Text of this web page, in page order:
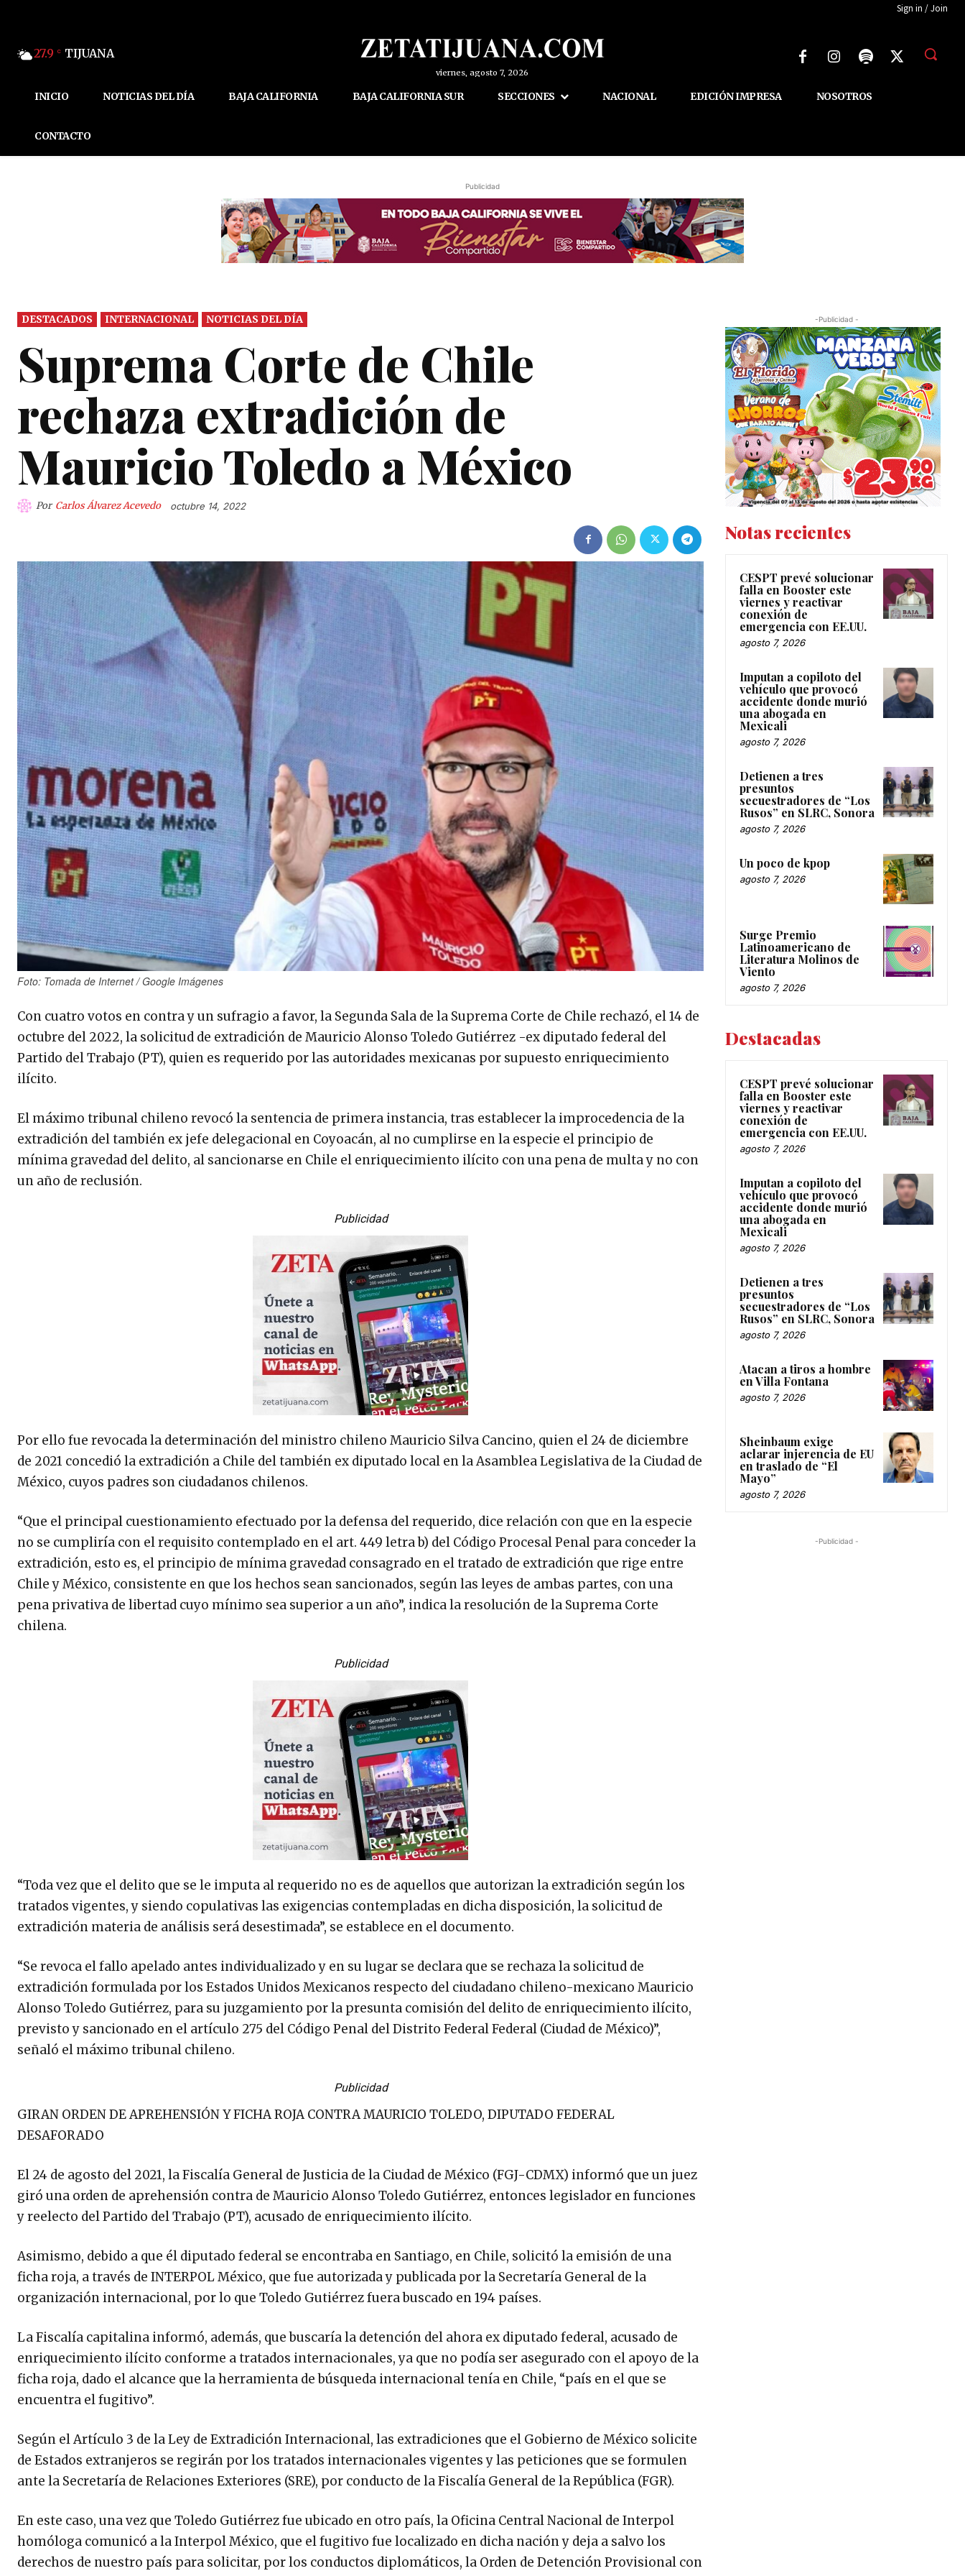
Sign in / Join
27.9 C TIJUANA
viernes, agosto 7, 2026
INICIO NOTICIAS DEL DÍA BAJA CALIFORNIA BAJA CALIFORNIA SUR SECCIONES NACIONAL EDICIÓN IMPRESA NOSOTROS
CONTACTO
Publicidad
DESTACADOS INTERNACIONAL NOTICIAS DEL DÍA
Suprema Corte de Chile
rechaza extradición de
Mauricio Toledo a México
Por Carlos Álvarez Acevedo octubre 14, 2022
Foto: Tomada de Internet / Google Imágenes
Con cuatro votos en contra y un sufragio a favor, la Segunda Sala de la Suprema Corte de Chile rechazó, el 14 de
octubre del 2022, la solicitud de extradición de Mauricio Alonso Toledo Gutiérrez -ex diputado federal del
Partido del Trabajo (PT), quien es requerido por las autoridades mexicanas por supuesto enriquecimiento
ilícito.
El máximo tribunal chileno revocó la sentencia de primera instancia, tras establecer la improcedencia de la
extradición del también ex jefe delegacional en Coyoacán, al no cumplirse en la especie el principio de
mínima gravedad del delito, al sancionarse en Chile el enriquecimiento ilícito con una pena de multa y no con
un año de reclusión.
Publicidad
Por ello fue revocada la determinación del ministro chileno Mauricio Silva Cancino, quien el 24 de diciembre
de 2021 concedió la extradición a Chile del también ex diputado local en la Asamblea Legislativa de la Ciudad de
México, cuyos padres son ciudadanos chilenos.
“Que el principal cuestionamiento efectuado por la defensa del requerido, dice relación con que en la especie
no se cumpliría con el requisito contemplado en el art. 449 letra b) del Código Procesal Penal para conceder la
extradición, esto es, el principio de mínima gravedad consagrado en el tratado de extradición que rige entre
Chile y México, consistente en que los hechos sean sancionados, según las leyes de ambas partes, con una
pena privativa de libertad cuyo mínimo sea superior a un año”, indica la resolución de la Suprema Corte
chilena.
Publicidad
“Toda vez que el delito que se le imputa al requerido no es de aquellos que autorizan la extradición según los
tratados vigentes, y siendo copulativas las exigencias contempladas en dicha disposición, la solicitud de
extradición materia de análisis será desestimada”, se establece en el documento.
“Se revoca el fallo apelado antes individualizado y en su lugar se declara que se rechaza la solicitud de
extradición formulada por los Estados Unidos Mexicanos respecto del ciudadano chileno-mexicano Mauricio
Alonso Toledo Gutiérrez, para su juzgamiento por la presunta comisión del delito de enriquecimiento ilícito,
previsto y sancionado en el artículo 275 del Código Penal del Distrito Federal Federal (Ciudad de México)”,
señaló el máximo tribunal chileno.
Publicidad
GIRAN ORDEN DE APREHENSIÓN Y FICHA ROJA CONTRA MAURICIO TOLEDO, DIPUTADO FEDERAL
DESAFORADO
El 24 de agosto del 2021, la Fiscalía General de Justicia de la Ciudad de México (FGJ-CDMX) informó que un juez
giró una orden de aprehensión contra de Mauricio Alonso Toledo Gutiérrez, entonces legislador en funciones
y reelecto del Partido del Trabajo (PT), acusado de enriquecimiento ilícito.
Asimismo, debido a que él diputado federal se encontraba en Santiago, en Chile, solicitó la emisión de una
ficha roja, a través de INTERPOL México, que fue autorizada y publicada por la Secretaría General de la
organización internacional, por lo que Toledo Gutiérrez fuera buscado en 194 países.
La Fiscalía capitalina informó, además, que buscaría la detención del ahora ex diputado federal, acusado de
enriquecimiento ilícito conforme a tratados internacionales, ya que no podía ser asegurado con el apoyo de la
ficha roja, dado el alcance que la herramienta de búsqueda internacional tenía en Chile, “país en el que se
encuentra el fugitivo”.
Según el Artículo 3 de la Ley de Extradición Internacional, las extradiciones que el Gobierno de México solicite
de Estados extranjeros se regirán por los tratados internacionales vigentes y las peticiones que se formulen
ante la Secretaría de Relaciones Exteriores (SRE), por conducto de la Fiscalía General de la República (FGR).
En este caso, una vez que Toledo Gutiérrez fue ubicado en otro país, la Oficina Central Nacional de Interpol
homóloga comunicó a la Interpol México, que el fugitivo fue localizado en dicha nación y deja a salvo los
derechos de nuestro país para solicitar, por los conductos diplomáticos, la Orden de Detención Provisional con
-Publicidad -
Notas recientes
CESPT prevé solucionar
falla en Booster este
viernes y reactivar
conexión de
emergencia con EE.UU.
agosto 7, 2026
Imputan a copiloto del
vehículo que provocó
accidente donde murió
una abogada en
Mexicali
agosto 7, 2026
Detienen a tres
presuntos
secuestradores de “Los
Rusos” en SLRC, Sonora
agosto 7, 2026
Un poco de kpop
agosto 7, 2026
Surge Premio
Latinoamericano de
Literatura Molinos de
Viento
agosto 7, 2026
Destacadas
CESPT prevé solucionar
falla en Booster este
viernes y reactivar
conexión de
emergencia con EE.UU.
agosto 7, 2026
Imputan a copiloto del
vehículo que provocó
accidente donde murió
una abogada en
Mexicali
agosto 7, 2026
Detienen a tres
presuntos
secuestradores de “Los
Rusos” en SLRC, Sonora
agosto 7, 2026
Atacan a tiros a hombre
en Villa Fontana
agosto 7, 2026
Sheinbaum exige
aclarar injerencia de EU
en traslado de “El
Mayo”
agosto 7, 2026
-Publicidad -